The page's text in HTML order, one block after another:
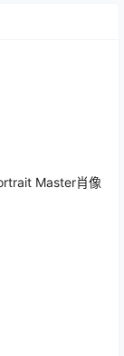
Master肖像